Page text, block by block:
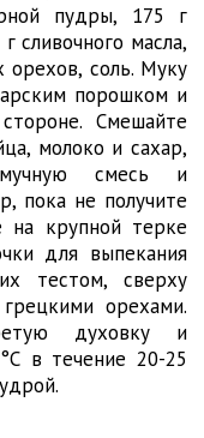
пудры, 175 г
сливочного масла,
орехов, соль. Муку
порошком и
Смешайте
молоко и сахар,
смесь и
пока не получите
на крупной терке
для выпекания
тестом, сверху
орехами.
духовку и
в течение 20-25